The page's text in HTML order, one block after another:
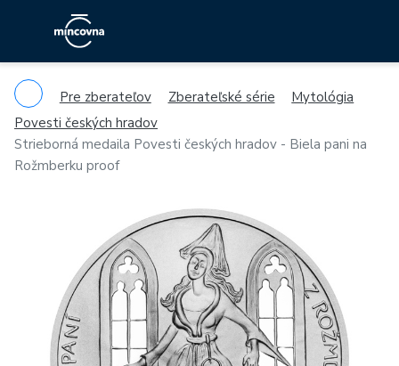
Pre zberateľov Zberateľské série
Mytológia
Povesti českých hradov
Strieborná medaila Povesti českých hradov - Biela pani na
Rožmberku proof